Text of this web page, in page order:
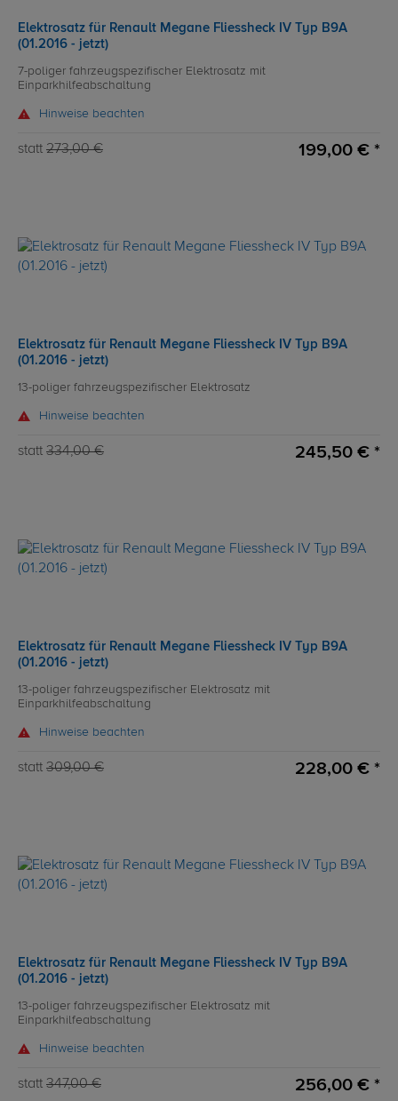
Elektrosatz für Renault Megane Fliessheck IV Typ B9A
(01.2016 - jetzt)
7-poliger fahrzeugspezifischer Elektrosatz mit
Einparkhilfeabschaltung
Hinweise beachten
statt 273,00 € 199,00 € *
Elektrosatz für Renault Megane Fliessheck IV Typ B9A
(01.2016 - jetzt)
13-poliger fahrzeugspezifischer Elektrosatz
Hinweise beachten
statt 334,00 € 245,50 € *
Elektrosatz für Renault Megane Fliessheck IV Typ B9A
(01.2016 - jetzt)
13-poliger fahrzeugspezifischer Elektrosatz mit
Einparkhilfeabschaltung
Hinweise beachten
statt 309,00 € 228,00 € *
Elektrosatz für Renault Megane Fliessheck IV Typ B9A
(01.2016 - jetzt)
13-poliger fahrzeugspezifischer Elektrosatz mit
Einparkhilfeabschaltung
Hinweise beachten
statt 347,00 € 256,00 € *